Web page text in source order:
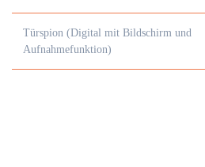
Türspion (Digital mit Bildschirm und
Aufnahmefunktion)